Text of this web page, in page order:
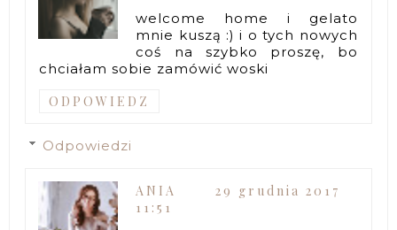
welcome home i gelato
mnie kuszą :) i o tych nowych
coś na szybko proszę, bo
chciałam sobie zamówić woski
ODPOWIEDZ
Odpowiedzi
ANIA
29 grudnia 2017
11:51